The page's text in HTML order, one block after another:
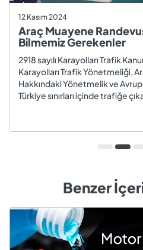
12 Kasım 2024
Araç Muayene
Bilmemiz Gerekenler
2918 sayılı Karayolları Trafik
Karayolları Trafik Yönetmeliği,
Hakkındaki Yönetmelik ve
Türkiye sınırları içinde trafiğe
zorundadır. Araç muayenesi;
kamyon, kamyo...
Benzer